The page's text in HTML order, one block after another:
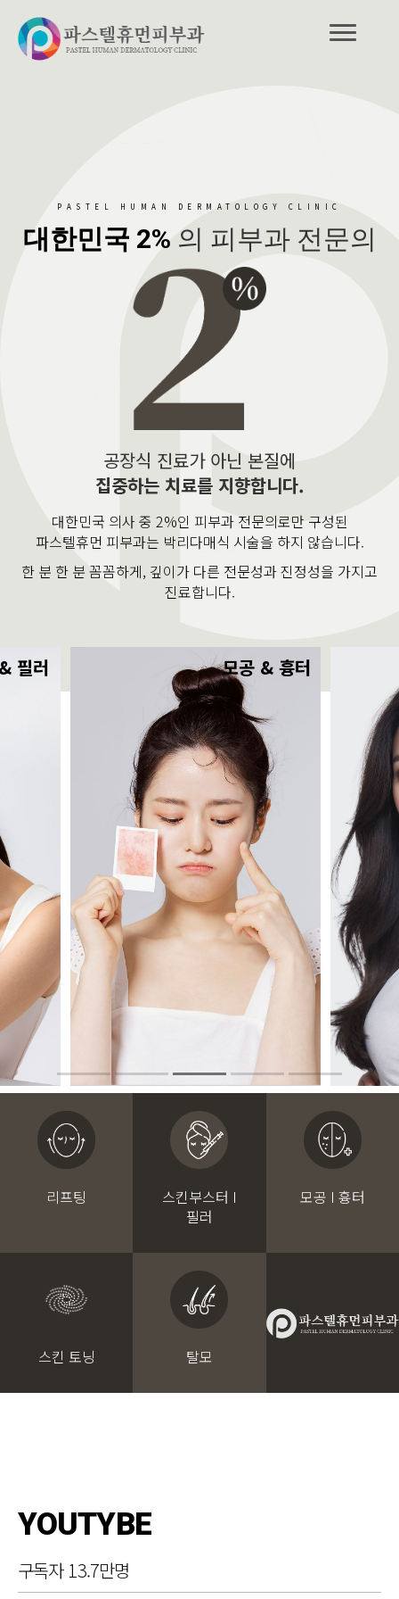
PASTEL HUMAN DERMATOLOGY CLINIC
대한민국 2% 의 피부과 전문의
공장식 진료가 아닌 본질에
집중하는 치료를 지향합니다.
대한민국 의사 중 2%인 피부과 전문의로만 구성된
파스텔휴먼 피부과는 박리다매식 시술을 하지 않습니다.
한 분 한 분 꼼꼼하게, 깊이가 다른 전문성과 진정성을 가지고
진료합니다.
필러 모공 & 흉터
리프팅
스킨부스터 I
필러
모공 I 흉터
스킨 토닝 탈모
YOUTYBE
구독자 13.7만명